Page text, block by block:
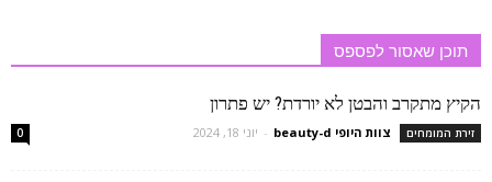
תוכן שאסור לפספס
הקיץ מתקרב והבטן לא יורדת? יש פתרון
זירת המומחים צוות היופי beauty-d - יוני 18, 2024 0